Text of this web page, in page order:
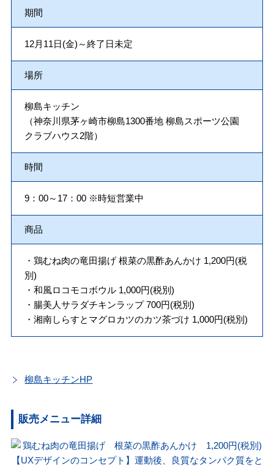
期間
12月11日(金)～終了日未定
場所
柳島キッチン
（神奈川県茅ヶ崎市柳島1300番地 柳島スポーツ公園
クラブハウス2階）
時間
9：00～17：00 ※時短営業中
商品
・鶏むね肉の竜田揚げ 根菜の黒酢あんかけ 1,200円(税
別)
・和風ロコモコボウル 1,000円(税別)
・腸美人サラダチキンラップ 700円(税別)
・湘南しらすとマグロカツのカツ茶づけ 1,000円(税別)
柳島キッチンHP
販売メニュー詳細